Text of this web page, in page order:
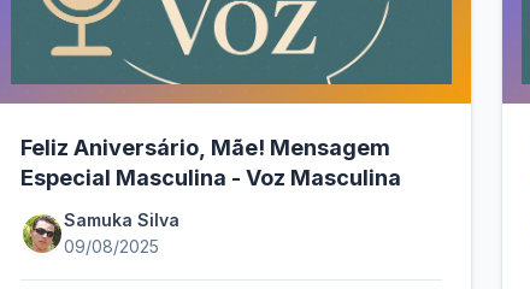
Feliz Aniversário, Mãe! Mensagem
Especial Masculina - Voz Masculina
Samuka Silva
09/08/2025